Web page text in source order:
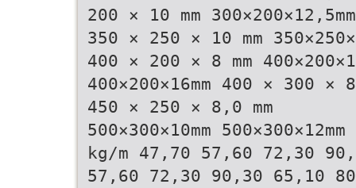
200 × 10 mm
350 × 250 × 10 mm
400 × 200 × 8 mm
400×200×16mm 400 × 300 × 8
450 × 250 × 8,0 mm
500×300×10mm 500×300×12mm
kg/m 47,70 57,60 72,30
57,60 72,30 90,30 65,10